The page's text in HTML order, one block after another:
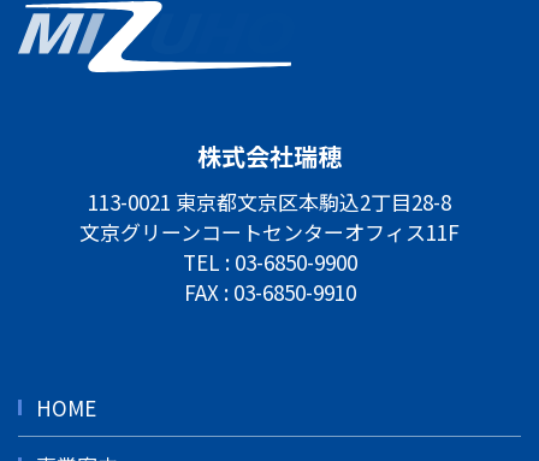
株式会社瑞穂
113-0021 東京都文京区本駒込2丁目28-8
文京グリーンコートセンターオフィス11F
TEL : 03-6850-9900
FAX : 03-6850-9910
HOME